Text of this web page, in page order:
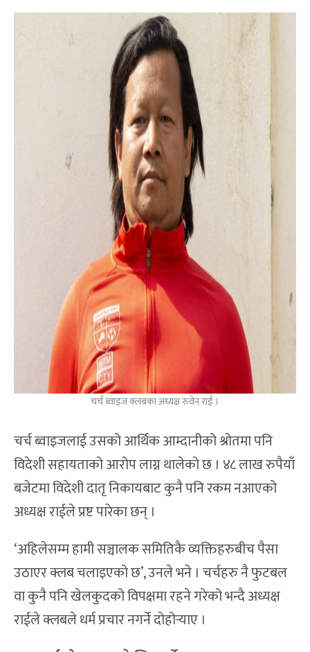
चर्च ब्वाइज क्लबका अध्यक्ष रुवेन राई ।
चर्च ब्वाइजलाई उसको आर्थिक आम्दानीको श्रोतमा पनि
विदेशी सहायताको आरोप लाग्न थालेको छ । ४८ लाख रुपैयाँ
बजेटमा विदेशी दातृ निकायबाट कुनै पनि रकम नआएको
अध्यक्ष राईले प्रष्ट पारेका छन् ।
‘अहिलेसम्म हामी सञ्चालक समितिकै व्यक्तिहरुबीच पैसा
उठाएर क्लब चलाइएको छ’, उनले भने । चर्चहरु नै फुटबल
वा कुनै पनि खेलकुदको विपक्षमा रहने गरेको भन्दै अध्यक्ष
राईले क्लबले धर्म प्रचार नगर्ने दोहोर्‍याए ।